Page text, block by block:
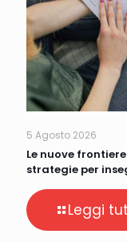
5 Agosto 2026
Le nuove
strategie per
Leggi